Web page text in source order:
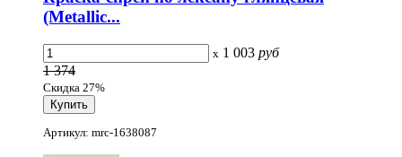
(Metallic...
x 1 003 руб
1 374
Скидка 27%
Артикул: mrc-1638087